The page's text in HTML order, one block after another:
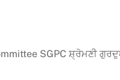
SGPC ਸ਼੍ਰੋਮਣੀ